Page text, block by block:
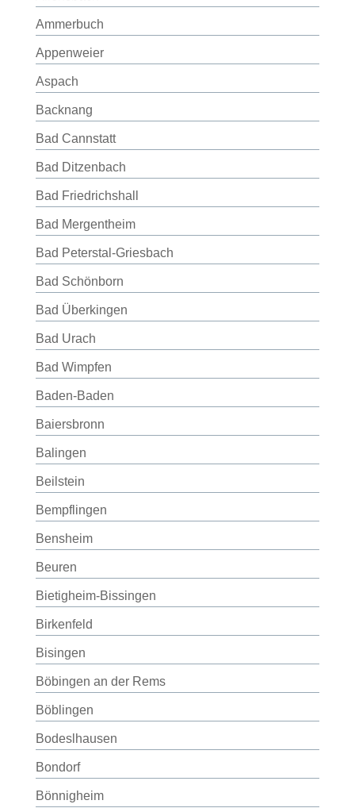
Ammerbuch
Appenweier
Aspach
Backnang
Bad Cannstatt
Bad Ditzenbach
Bad Friedrichshall
Bad Mergentheim
Bad Peterstal-Griesbach
Bad Schönborn
Bad Überkingen
Bad Urach
Bad Wimpfen
Baden-Baden
Baiersbronn
Balingen
Beilstein
Bempflingen
Bensheim
Beuren
Bietigheim-Bissingen
Birkenfeld
Bisingen
Böbingen an der Rems
Böblingen
Bodeslhausen
Bondorf
Bönnigheim